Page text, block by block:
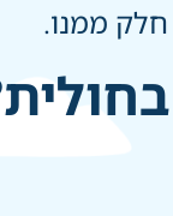
חלק ממנו.